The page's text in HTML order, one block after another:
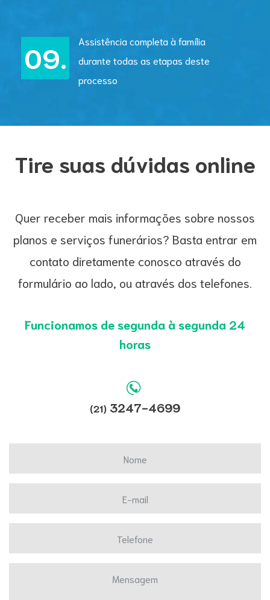
Assistência completa à família
durante todas as etapas deste
processo
Tire suas dúvidas online
Quer receber mais informações sobre nossos
planos e serviços funerários? Basta entrar em
contato diretamente conosco através do
formulário ao lado, ou através dos telefones.
Funcionamos de segunda à segunda 24
horas
(21) 3247-4699
Nome
E-mail
Telefone
Mensagem